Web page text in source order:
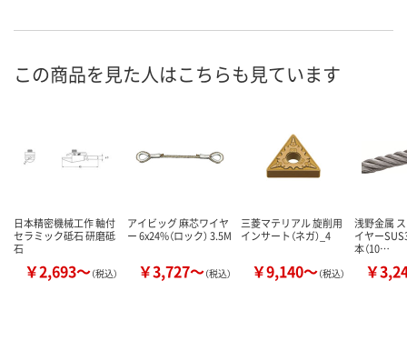
この商品を見た人はこちらも見ています
日本精密機械工作 軸付
セラミック砥石 研磨砥
石
￥2,693～（税込）
アイビッグ 麻芯ワイヤ
ー 6x24%（ロック） 3.5M
￥3,727～（税込）
三菱マテリアル 旋削用
インサート（ネガ）_4
￥9,140～（税込）
浅野金属
イヤー
本（10…
￥